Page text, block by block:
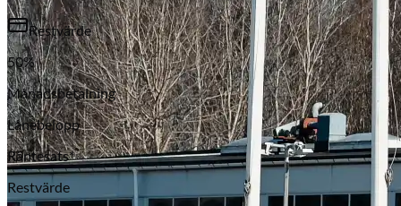
Subaru
Restvärde
50%
Månadsbetalning
Lånebelopp
Räntesats*
Restvärde